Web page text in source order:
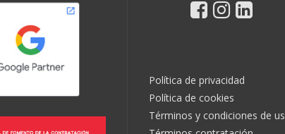
Política de privacidad
Política de cookies
Términos y condiciones de